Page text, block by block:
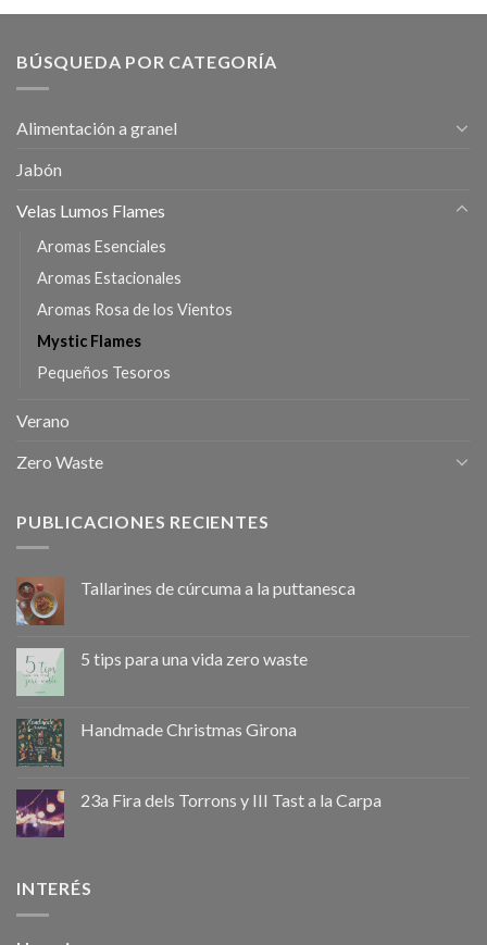
BÚSQUEDA POR CATEGORÍA
Alimentación a granel
Jabón
Velas Lumos Flames
Aromas Esenciales
Aromas Estacionales
Aromas Rosa de los Vientos
Mystic Flames
Pequeños Tesoros
Verano
Zero Waste
PUBLICACIONES RECIENTES
Tallarines de cúrcuma a la puttanesca
5 tips para una vida zero waste
Handmade Christmas Girona
23a Fira dels Torrons y III Tast a la Carpa
INTERÉS